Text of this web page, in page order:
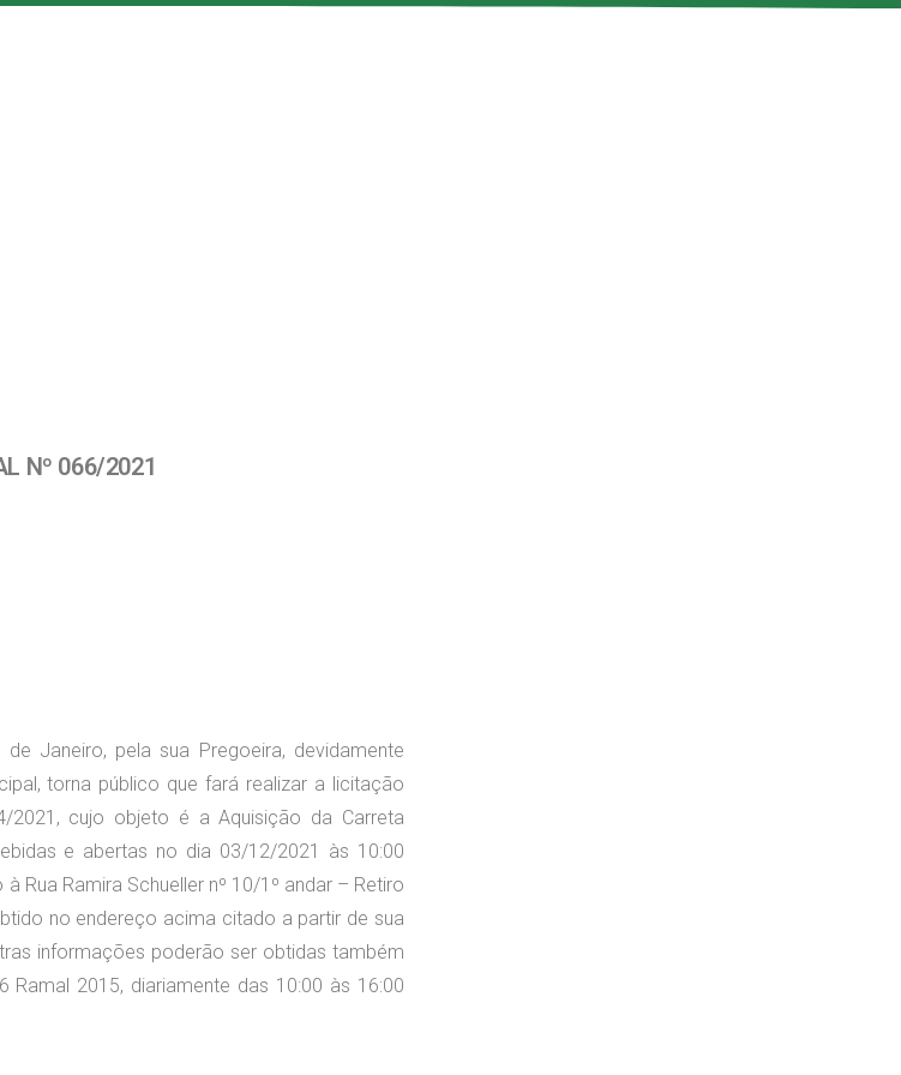
Nº 066/2021
Janeiro, pela sua Pregoeira, devidamente
torna público que fará realizar a licitação
2021, cujo objeto é a Aquisição da Carreta
e abertas no dia 03/12/2021 às 10:00
Rua Ramira Schueller nº 10/1º andar – Retiro
no endereço acima citado a partir de sua
informações poderão ser obtidas também
2015, diariamente das 10:00 às 16:00